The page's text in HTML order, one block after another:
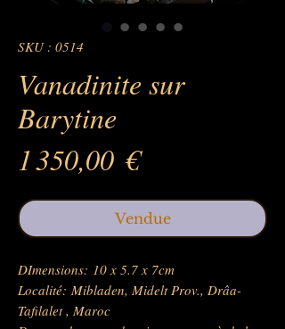
SKU : 0514
Vanadinite sur
Barytine
1 350,00 €Prix
Vendue
DImensions: 10 x 5.7 x 7cm
Localité: Mibladen, Midelt Prov., Drâa-
Tafilalet , Maroc